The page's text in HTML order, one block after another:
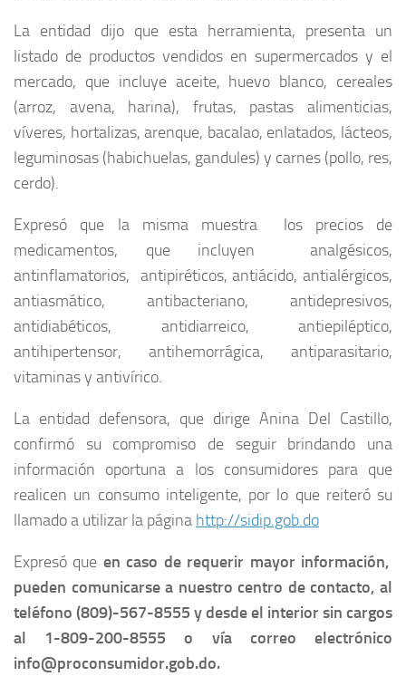
La entidad dijo que esta herramienta, presenta un
listado de productos vendidos en supermercados y el
mercado, que incluye aceite, huevo blanco, cereales
(arroz, avena, harina), frutas, pastas alimenticias,
víveres, hortalizas, arenque, bacalao, enlatados, lácteos,
leguminosas (habichuelas, gandules) y carnes (pollo, res,
cerdo).
Expresó que la misma muestra los precios de
medicamentos, que incluyen analgésicos,
antinflamatorios, antipiréticos, antiácido, antialérgicos,
antiasmático, antibacteriano, antidepresivos,
antidiabéticos, antidiarreico, antiepiléptico,
antihipertensor, antihemorrágica, antiparasitario,
vitaminas y antivírico.
La entidad defensora, que dirige Anina Del Castillo,
confirmó su compromiso de seguir brindando una
información oportuna a los consumidores para que
realicen un consumo inteligente, por lo que reiteró su
llamado a utilizar la página http://sidip.gob.do
Expresó que en caso de requerir mayor información,
pueden comunicarse a nuestro centro de contacto, al
teléfono (809)-567-8555 y desde el interior sin cargos
al 1-809-200-8555 o vía correo electrónico
info@proconsumidor.gob.do.